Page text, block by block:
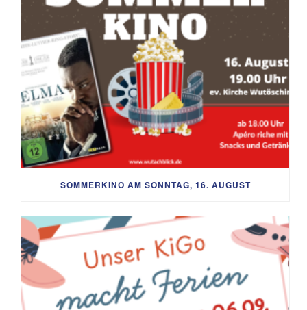
SOMMERKINO AM SONNTAG, 16. AUGUST